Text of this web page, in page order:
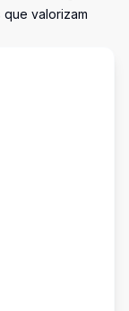
valorizam